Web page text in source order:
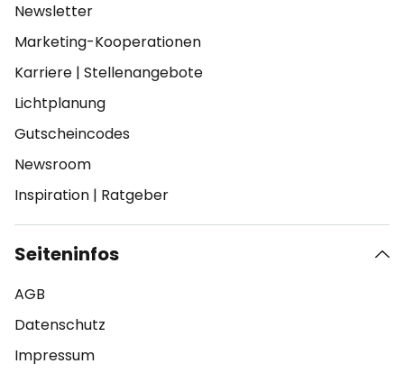
Newsletter
Marketing-Kooperationen
Karriere | Stellenangebote
Lichtplanung
Gutscheincodes
Newsroom
Inspiration | Ratgeber
Seiteninfos
AGB
Datenschutz
Impressum